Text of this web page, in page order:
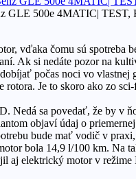
GLE 500e 4MATIC|
vďaka čomu sú
Ak si nedáte pozor na
počas noci vo
rotora. Je to skoro ako zo
sa povedať, že by v
objaví údaj o
bude mať vodič v
bola 14,9 l/100 km.
aj elektrický motor v